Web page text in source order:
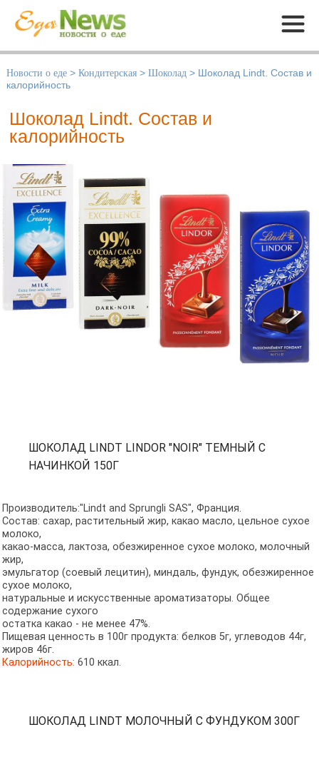
Меню
Новости о еде > Кондитерская > Шоколад > Шоколад Lindt. Состав и
калорийность
Шоколад Lindt. Состав и
калорийность
ШОКОЛАД LINDT LINDOR "NOIR" ТЕМНЫЙ С
НАЧИНКОЙ 150Г
Производитель:"Lindt and Sprungli SAS", Франция.
Состав: сахар, растительный жир, какао масло, цельное сухое
молоко,
какао-масса, лактоза, обезжиренное сухое молоко, молочный
жир,
эмульгатор (соевый лецитин), миндаль, фундук, обезжиренное
сухое молоко,
натуральные и искусственные ароматизаторы. Общее
содержание сухого
остатка какао - не менее 47%.
Пищевая ценность в 100г продукта: белков 5г, углеводов 44г,
жиров 46г.
Калорийность: 610 ккал.
ШОКОЛАД LINDT МОЛОЧНЫЙ С ФУНДУКОМ 300Г